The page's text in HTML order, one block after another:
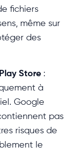
fichiers
même sur
des
Store :
à
Google
pas
risques de
le